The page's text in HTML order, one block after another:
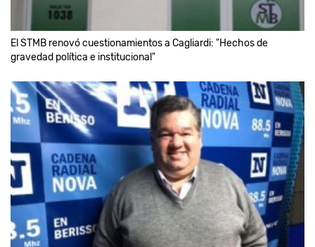
El STMB renovó cuestionamientos a Cagliardi: "Hechos de
gravedad política e institucional"